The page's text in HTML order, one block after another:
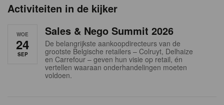
nActiviteiten in de kijker
WOE
24
SEP
Sales & Nego Summit 2026
De belangrijkste aankoopdirecteurs van de
grootste Belgische retailers – Colruyt, Delhaize
en Carrefour – geven hun visie op retail, én
vertellen waaraan onderhandelingen moeten
voldoen.